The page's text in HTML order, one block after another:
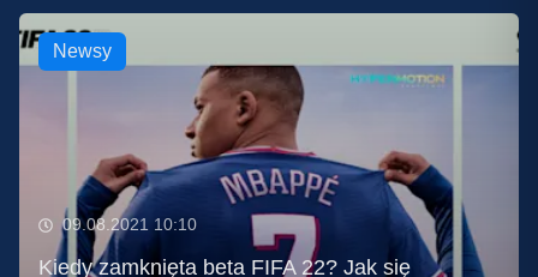
Newsy
09.08.2021 10:10
Kiedy zamknięta beta FIFA 22? Jak się